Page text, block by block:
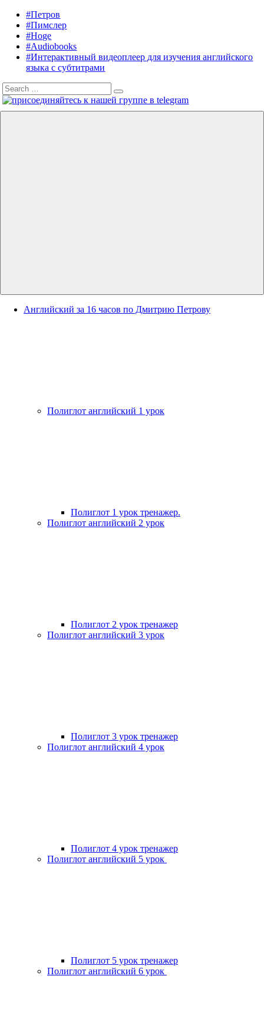
content
Listening
English
Audiobooks
English,
Petrov
English
#Петров
#Пимслер
#Hoge
#Audiobooks
#Интерактивный видеоплеер для изучения английского
языка с субтитрами
Search
for:
Search
Английский за 16 часов по Дмитрию Петрову
Полиглот английский 1 урок
Полиглот 1 урок тренажер.
Полиглот английский 2 урок
Полиглот 2 урок тренажер
Полиглот английский 3 урок
Полиглот 3 урок тренажер
Полиглот английский 4 урок
Полиглот 4 урок тренажер
Полиглот английский 5 урок
Полиглот 5 урок тренажер
Полиглот английский 6 урок